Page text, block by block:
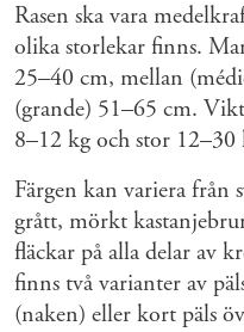
Rasen ska vara
olika storlekar finns.
25–40 cm, mellan
(grande) 51–65 cm.
8–12 kg och stor 12–30
Färgen kan variera från
grått, mörkt
fläckar på alla delar av
finns två varianter av
(naken) eller kort päls